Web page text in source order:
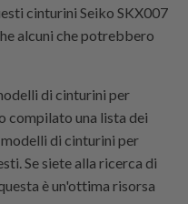
cinturini Seiko SKX007
alcuni che potrebbero
di cinturini per
compilato una lista dei
di cinturini per
Se siete alla ricerca di
è un'ottima risorsa